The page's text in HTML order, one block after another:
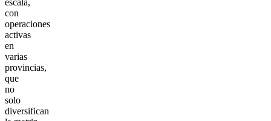
escala,
con
operaciones
activas
en
varias
provincias,
que
no
solo
diversifican